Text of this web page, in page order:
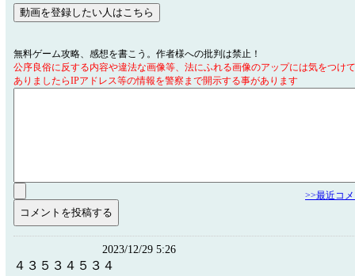
無料ゲーム攻略、感想を書こう。作者様への批判は禁止！
公序良俗に反する内容や違法な画像等、法にふれる画像のアップには気をつけ
ありましたらIPアドレス等の情報を警察まで開示する事があります
>>最近コ
2023/12/29 5:26
４３５３４５３４